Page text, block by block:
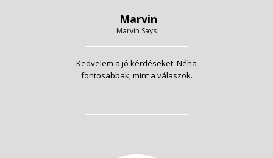
Marvin
Marvin Says
Kedvelem a jó kérdéseket. Néha
fontosabbak, mint a válaszok.